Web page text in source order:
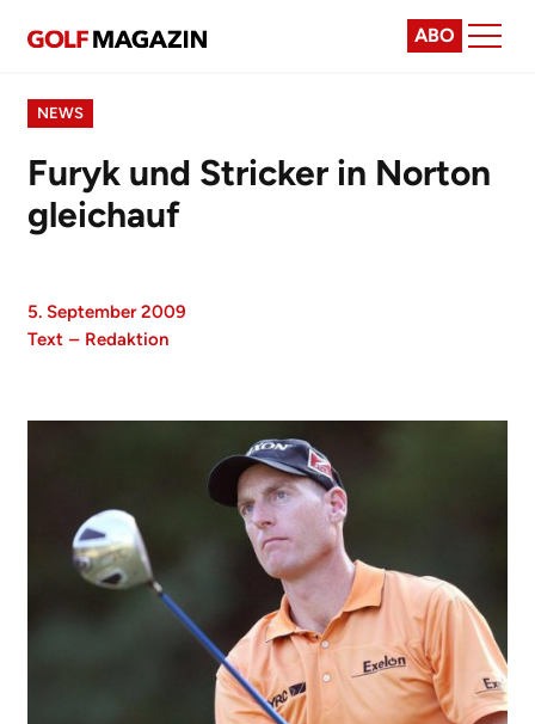
ABO
NEWS
Furyk und Stricker in Norton
gleichauf
5. September 2009
Text – Redaktion